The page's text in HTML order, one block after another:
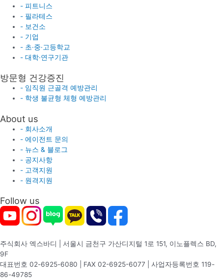
- 피트니스
- 필라테스
- 보건소
- 기업
- 초·중·고등학교
- 대학·연구기관
방문형 건강증진
- 임직원 근골격 예방관리
- 학생 불균형 체형 예방관리
About us
- 회사소개
- 에이전트 문의
- 뉴스 & 블로그
- 공지사항
- 고객지원
- 원격지원
Follow us
주식회사 엑스바디 | 서울시 금천구 가산디지털 1로 151, 이노플렉스 BD,
9F
대표번호 02-6925-6080 | FAX 02-6925-6077 | 사업자등록번호 119-
86-49785